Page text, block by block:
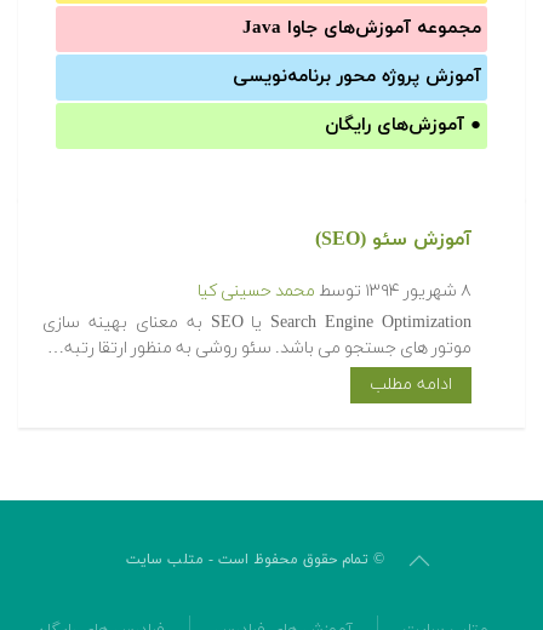
مجموعه آموزش‌های جاوا Java
آموزش‌ پروژه محور برنامه‌نویسی
● آموزش‌های رایگان
آموزش سئو (SEO)
۸ شهریور ۱۳۹۴ توسط محمد حسینی کیا
Search Engine Optimization یا SEO به معنای بهینه سازی
موتور های جستجو می باشد. سئو روشی به منظور ارتقا رتبه…
ادامه مطلب
© تمام حقوق محفوظ است - متلب سایت